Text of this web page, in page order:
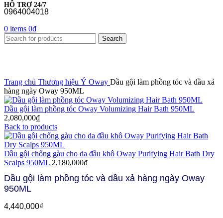
HỖ TRỢ 24/7
0964004018
0 items 0₫
Search
Trang chủ Thương hiệu Ý Oway Dầu gội làm phồng tóc và dầu xả
hàng ngày Oway 950ML
Dầu gội làm phồng tóc Oway Volumizing Hair Bath 950ML
2,080,000₫
Back to products
Dầu gội chống gàu cho da đầu khô Oway Purifying Hair Bath Dry
Scalps 950ML 2,180,000₫
Dầu gội làm phồng tóc và dầu xả hàng ngày Oway
950ML
4,440,000₫